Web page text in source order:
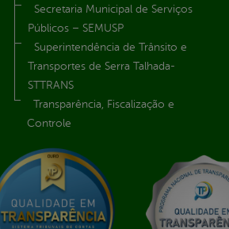
Secretaria Municipal de Serviços
Públicos – SEMUSP
Superintendência de Trânsito e
Transportes de Serra Talhada-
STTRANS
Transparência, Fiscalização e
Controle